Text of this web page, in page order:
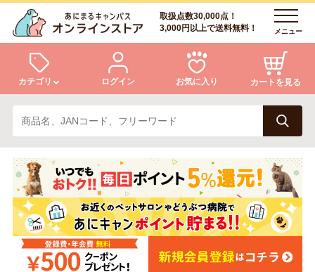
取扱点数30,000点！
3,000円以上で送料無料！
メニュー
カテゴリ
犬 猫
小動物・鳥 アクア・爬虫類・昆虫
ドッグフード キャットフード
ログイン お気に入り カートを見る
ログイン
会員登録
あにまるキャンパスについて
アフターサービス